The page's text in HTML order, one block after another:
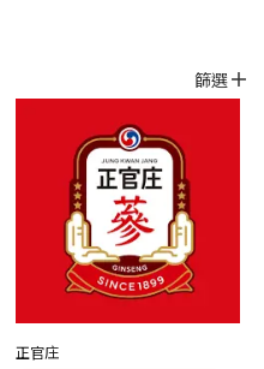
篩選
正官庄